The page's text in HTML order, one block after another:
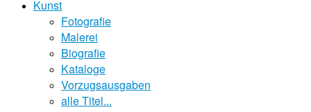
Kunst
Fotografie
Malerei
Biografie
Kataloge
Vorzugsausgaben
alle Titel...